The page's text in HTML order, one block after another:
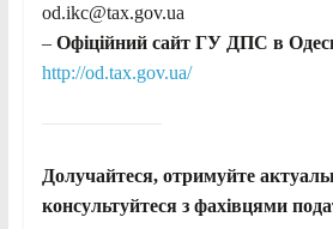
od.ikc@tax.gov.ua
– Офіційний сайт ГУ ДПС в
http://od.tax.gov.ua/
Долучайтеся, отримуйте
консультуйтеся з фахівцями